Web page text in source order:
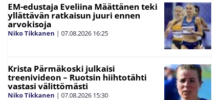
EM-edustaja Eveliina Määttänen teki
yllättävän ratkaisun juuri ennen
arvokisoja
Niko Tikkanen | 07.08.2026 16:25
Krista Pärmäkoski julkaisi
treenivideon – Ruotsin hiihtotähti
vastasi välittömästi
Niko Tikkanen | 07.08.2026 15:30